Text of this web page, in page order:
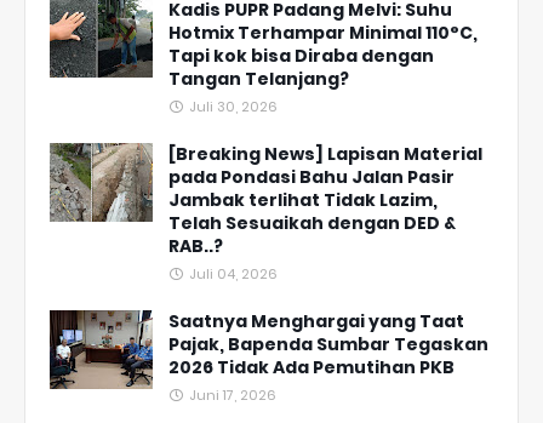
Kadis PUPR Padang Melvi: Suhu
Hotmix Terhampar Minimal 110°C,
Tapi kok bisa Diraba dengan
Tangan Telanjang?
Juli 30, 2026
[Breaking News] Lapisan Material
pada Pondasi Bahu Jalan Pasir
Jambak terlihat Tidak Lazim,
Telah Sesuaikah dengan DED &
RAB..?
Juli 04, 2026
Saatnya Menghargai yang Taat
Pajak, Bapenda Sumbar Tegaskan
2026 Tidak Ada Pemutihan PKB
Juni 17, 2026